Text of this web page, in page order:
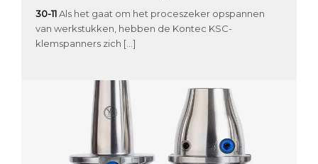
30-11 Als het gaat om het proceszeker opspannen
van werkstukken, hebben de Kontec KSC-
klemspanners zich […]